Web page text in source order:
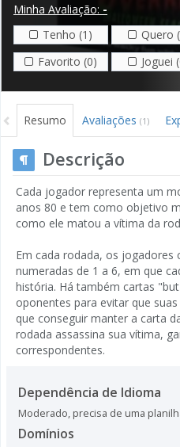
Minha Avaliação: -
Tenho (1)
Quero
Favorito (0)
Joguei
Resumo Avaliações (1)
Descrição
Cada jogador representa um
anos 80 e tem como objetivo
como ele matou a vítima da
Em cada rodada, os jogadores
numeradas de 1 a 6, em que
história. Há também cartas
oponentes para evitar que
que conseguir manter a carta
rodada assassina sua vítima,
correspondentes.
Dependência de Idioma
Moderado, precisa de uma
Domínios